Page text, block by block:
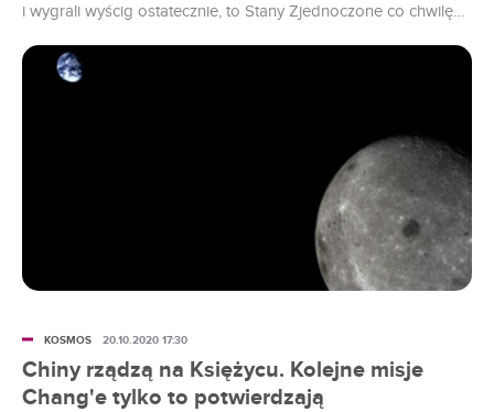
i wygrali wyścig ostatecznie, to Stany Zjednoczone co chwilę
satelita na orbicie, pierwszy człowiek w kosmosie, pierwsza
kobieta w kosmosie, wszędzie pierwsi byli Rosjanie. Czy teraz
Chiny rządzą na Księżycu. Kolejne misje
Chang'e tylko to potwierdzają
KOSMOS 20.10.2020 17:30